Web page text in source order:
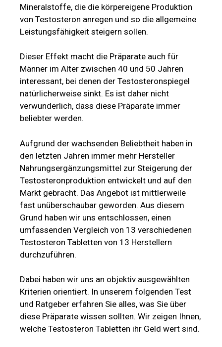
Mineralstoffe, die die körpereigene Produktion
von Testosteron anregen und so die allgemeine
Leistungsfähigkeit steigern sollen.
Dieser Effekt macht die Präparate auch für
Männer im Alter zwischen 40 und 50 Jahren
interessant, bei denen der Testosteronspiegel
natürlicherweise sinkt. Es ist daher nicht
verwunderlich, dass diese Präparate immer
beliebter werden.
Aufgrund der wachsenden Beliebtheit haben in
den letzten Jahren immer mehr Hersteller
Nahrungsergänzungsmittel zur Steigerung der
Testosteronproduktion entwickelt und auf den
Markt gebracht. Das Angebot ist mittlerweile
fast unüberschaubar geworden. Aus diesem
Grund haben wir uns entschlossen, einen
umfassenden Vergleich von 13 verschiedenen
Testosteron Tabletten von 13 Herstellern
durchzuführen.
Dabei haben wir uns an objektiv ausgewählten
Kriterien orientiert. In unserem folgenden Test
und Ratgeber erfahren Sie alles, was Sie über
diese Präparate wissen sollten. Wir zeigen Ihnen,
welche Testosteron Tabletten ihr Geld wert sind.